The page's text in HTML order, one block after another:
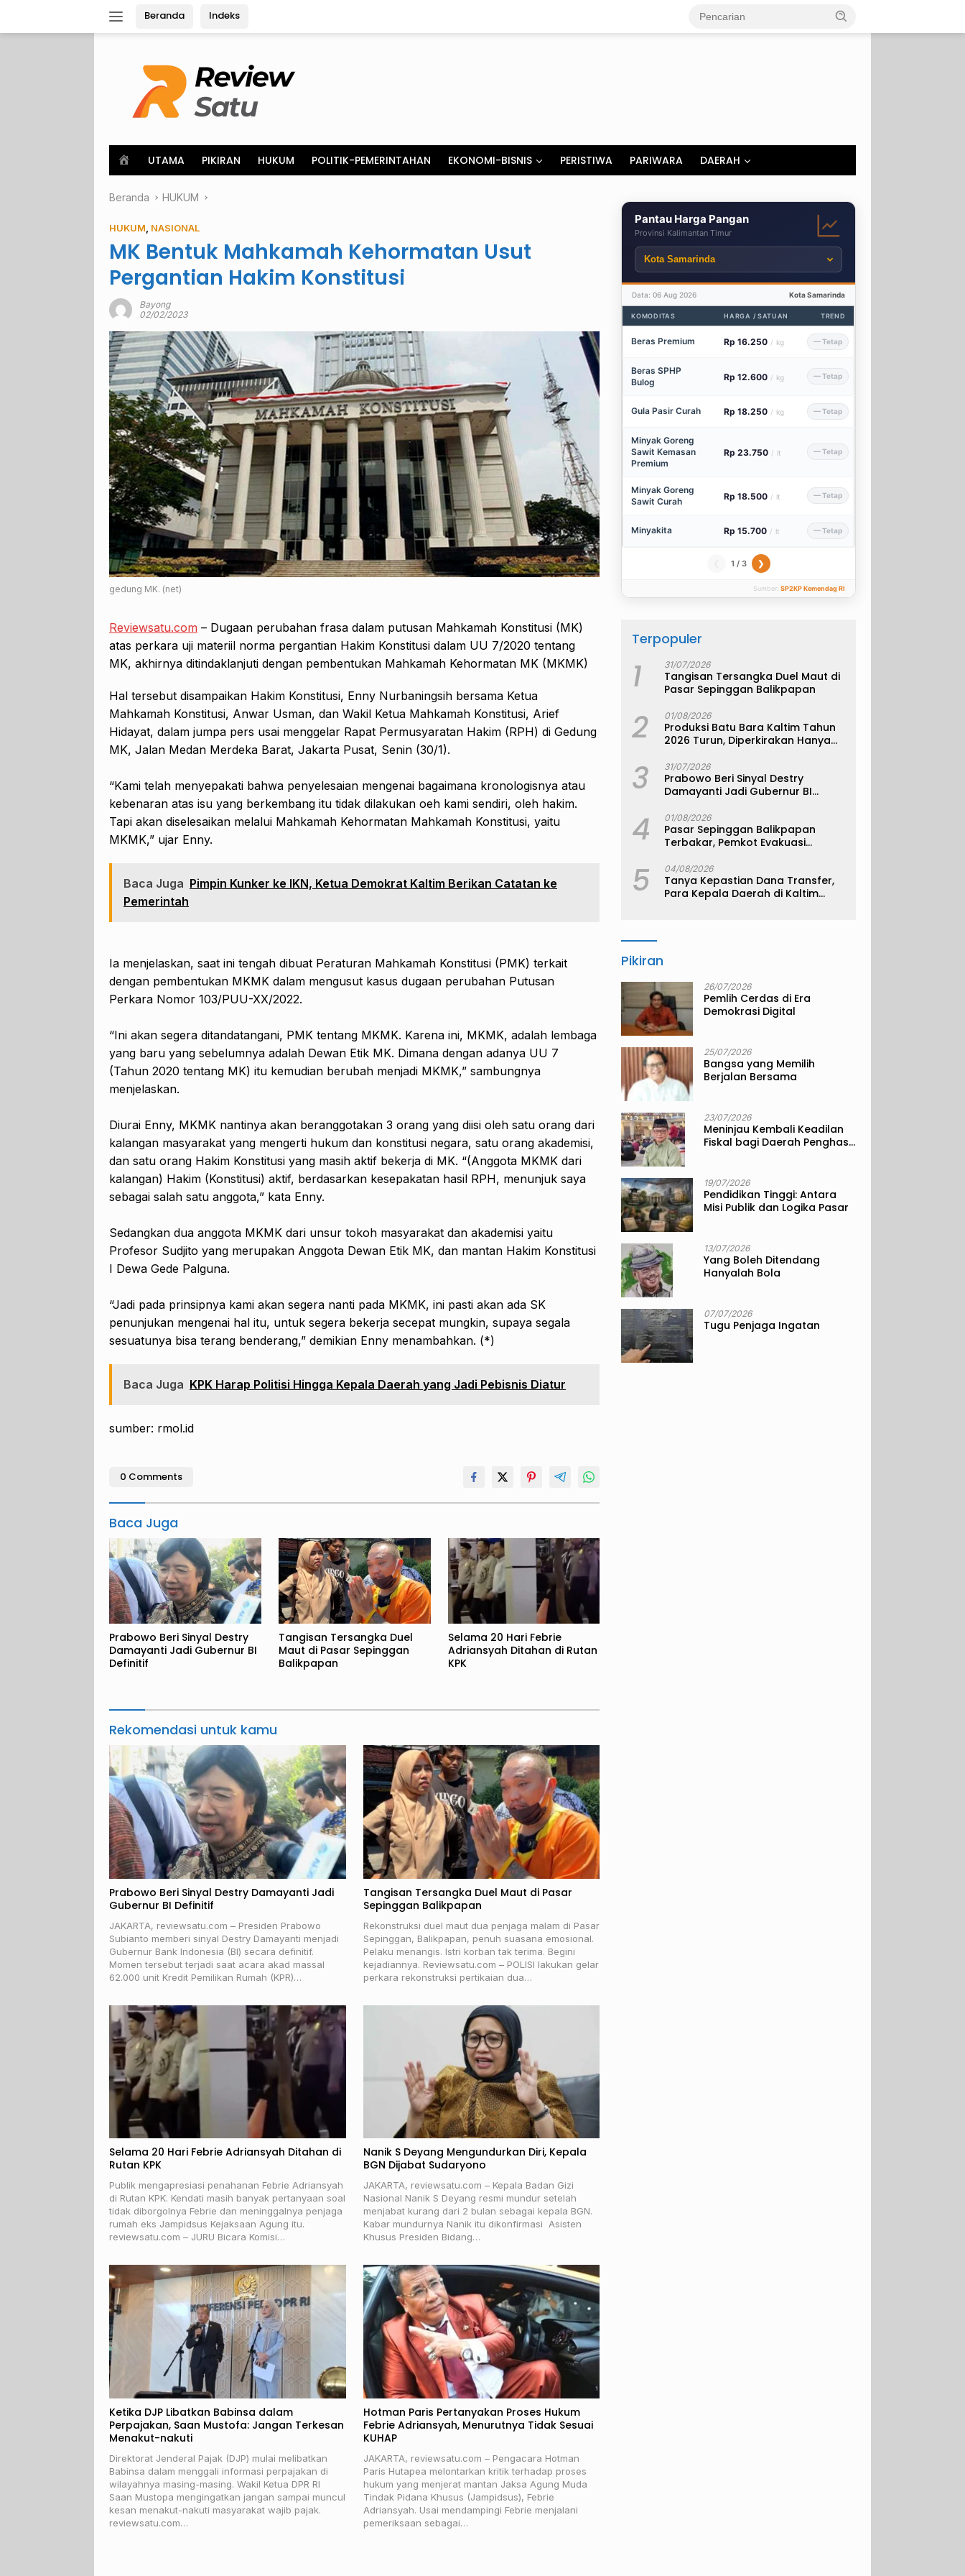
Beranda Indeks
o
e
UTAMA PIKIRAN HUKUM POLITIK-PEMERINTAHAN EKONOMI-BISNIS PERISTIWA PARIWARA DAERAH
Beranda HUKUM
HUKUM NASIONAL
MK Bentuk Mahkamah Kehormatan Usut
Pergantian Hakim Konstitusi
Bayong
02/02/2023
gedung MK. (net)
Reviewsatu.com – Dugaan perubahan frasa dalam putusan Mahkamah Konstitusi (MK)
atas perkara uji materiil norma pergantian Hakim Konstitusi dalam UU 7/2020 tentang
MK, akhirnya ditindaklanjuti dengan pembentukan Mahkamah Kehormatan MK (MKMK)
Hal tersebut disampaikan Hakim Konstitusi, Enny Nurbaningsih bersama Ketua
Mahkamah Konstitusi, Anwar Usman, dan Wakil Ketua Mahkamah Konstitusi, Arief
Hidayat, dalam jumpa pers usai menggelar Rapat Permusyaratan Hakim (RPH) di Gedung
MK, Jalan Medan Merdeka Barat, Jakarta Pusat, Senin (30/1).
“Kami telah menyepakati bahwa penyelesaian mengenai bagaimana kronologisnya atau
kebenaran atas isu yang berkembang itu tidak dilakukan oeh kami sendiri, oleh hakim.
Tapi akan diselesaikan melalui Mahkamah Kehormatan Mahkamah Konstitusi, yaitu
MKMK,” ujar Enny.
Baca Juga Pimpin Kunker ke IKN, Ketua Demokrat Kaltim Berikan Catatan ke
Pemerintah
Ia menjelaskan, saat ini tengah dibuat Peraturan Mahkamah Konstitusi (PMK) terkait
dengan pembentukan MKMK dalam mengusut kasus dugaan perubahan Putusan
Perkara Nomor 103/PUU-XX/2022.
“Ini akan segera ditandatangani, PMK tentang MKMK. Karena ini, MKMK, adalah lembaga
yang baru yang sebelumnya adalah Dewan Etik MK. Dimana dengan adanya UU 7
(Tahun 2020 tentang MK) itu kemudian berubah menjadi MKMK,” sambungnya
menjelaskan.
Diurai Enny, MKMK nantinya akan beranggotakan 3 orang yang diisi oleh satu orang dari
kalangan masyarakat yang mengerti hukum dan konstitusi negara, satu orang akademisi,
dan satu orang Hakim Konstitusi yang masih aktif bekerja di MK. “(Anggota MKMK dari
kalangan) Hakim (Konstitusi) aktif, berdasarkan kesepakatan hasil RPH, menunjuk saya
sebagai salah satu anggota,” kata Enny.
Sedangkan dua anggota MKMK dari unsur tokoh masyarakat dan akademisi yaitu
Profesor Sudjito yang merupakan Anggota Dewan Etik MK, dan mantan Hakim Konstitusi
I Dewa Gede Palguna.
“Jadi pada prinsipnya kami akan segera nanti pada MKMK, ini pasti akan ada SK
penunjukan mengenai hal itu, untuk segera bekerja secepat mungkin, supaya segala
sesuatunya bisa terang benderang,” demikian Enny menambahkan. (*)
Baca Juga KPK Harap Politisi Hingga Kepala Daerah yang Jadi Pebisnis Diatur
sumber: rmol.id
0 Comments
Baca Juga
Prabowo Beri Sinyal Destry
Damayanti Jadi Gubernur BI
Definitif
Tangisan Tersangka Duel
Maut di Pasar Sepinggan
Balikpapan
Selama 20 Hari Febrie
Adriansyah Ditahan di Rutan
KPK
Rekomendasi untuk kamu
Prabowo Beri Sinyal Destry Damayanti Jadi
Gubernur BI Definitif
JAKARTA, reviewsatu.com – Presiden Prabowo
Subianto memberi sinyal Destry Damayanti menjadi
Gubernur Bank Indonesia (BI) secara definitif.
Momen tersebut terjadi saat acara akad massal
62.000 unit Kredit Pemilikan Rumah (KPR)…
Tangisan Tersangka Duel Maut di Pasar
Sepinggan Balikpapan
Rekonstruksi duel maut dua penjaga malam di Pasar
Sepinggan, Balikpapan, penuh suasana emosional.
Pelaku menangis. Istri korban tak terima. Begini
kejadiannya. Reviewsatu.com – POLISI lakukan gelar
perkara rekonstruksi pertikaian dua…
Selama 20 Hari Febrie Adriansyah Ditahan di
Rutan KPK
Publik mengapresiasi penahanan Febrie Adriansyah
di Rutan KPK. Kendati masih banyak pertanyaan soal
tidak diborgolnya Febrie dan meninggalnya penjaga
rumah eks Jampidsus Kejaksaan Agung itu.
reviewsatu.com – JURU Bicara Komisi…
Nanik S Deyang Mengundurkan Diri, Kepala
BGN Dijabat Sudaryono
JAKARTA, reviewsatu.com – Kepala Badan Gizi
Nasional Nanik S Deyang resmi mundur setelah
menjabat kurang dari 2 bulan sebagai kepala BGN.
Kabar mundurnya Nanik itu dikonfirmasi Asisten
Khusus Presiden Bidang…
Ketika DJP Libatkan Babinsa dalam
Perpajakan, Saan Mustofa: Jangan Terkesan
Menakut-nakuti
Direktorat Jenderal Pajak (DJP) mulai melibatkan
Babinsa dalam menggali informasi perpajakan di
wilayahnya masing-masing. Wakil Ketua DPR RI
Saan Mustopa mengingatkan jangan sampai muncul
kesan menakut-nakuti masyarakat wajib pajak.
reviewsatu.com…
Hotman Paris Pertanyakan Proses Hukum
Febrie Adriansyah, Menurutnya Tidak Sesuai
KUHAP
JAKARTA, reviewsatu.com – Pengacara Hotman
Paris Hutapea melontarkan kritik terhadap proses
hukum yang menjerat mantan Jaksa Agung Muda
Tindak Pidana Khusus (Jampidsus), Febrie
Adriansyah. Usai mendampingi Febrie menjalani
pemeriksaan sebagai…
Pantau Harga Pangan
Provinsi Kalimantan Timur
Data: 06 Aug 2026 Kota Samarinda
KOMODITAS HARGA / SATUAN TREND
Beras Premium Rp 16.250 / kg — Tetap
Beras SPHP
Bulog
Rp 12.600 / kg — Tetap
Gula Pasir Curah Rp 18.250 / kg — Tetap
Minyak Goreng
Sawit Kemasan
Premium
Rp 23.750 / lt — Tetap
Minyak Goreng
Sawit Curah
Rp 18.500 / lt — Tetap
Minyakita Rp 15.700 / lt — Tetap
1 / 3 ❯
Sumber: SP2KP Kemendag RI
Terpopuler
1 31/07/2026
Tangisan Tersangka Duel Maut di
Pasar Sepinggan Balikpapan
2 01/08/2026
Produksi Batu Bara Kaltim Tahun
2026 Turun, Diperkirakan Hanya
3 31/07/2026
Prabowo Beri Sinyal Destry
Damayanti Jadi Gubernur BI
4 01/08/2026
Pasar Sepinggan Balikpapan
Terbakar, Pemkot Evakuasi
5 04/08/2026
Tanya Kepastian Dana Transfer,
Para Kepala Daerah di Kaltim
Pikiran
26/07/2026
Pemlih Cerdas di Era
Demokrasi Digital
25/07/2026
Bangsa yang Memilih
Berjalan Bersama
23/07/2026
Meninjau Kembali Keadilan
Fiskal bagi Daerah Penghasil
19/07/2026
Pendidikan Tinggi: Antara
Misi Publik dan Logika Pasar
13/07/2026
Yang Boleh Ditendang
Hanyalah Bola
07/07/2026
Tugu Penjaga Ingatan